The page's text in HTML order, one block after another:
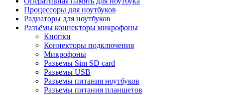
Процессоры для ноутбуков
Радиаторы для ноутбуков
Разъёмы коннекторы микрофоны
Кнопки
Коннекторы подключения
Микрофоны
Разъемы Sim SD card
Разъемы USB
Разъемы питания ноутбуков
Разъемы питания планшетов